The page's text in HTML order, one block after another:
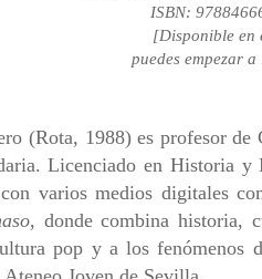
ISBN:
[Disponible en
puedes empezar
(Rota, 1988) es profesor
Licenciado en Historia
varios medios digitales
, donde combina historia,
pop y a los